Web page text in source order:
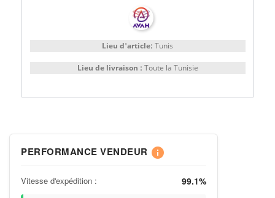
Lieu d'article: Tunis
Lieu de livraison : Toute la Tunisie
PERFORMANCE VENDEUR info
Vitesse d'expédition : 99.1%